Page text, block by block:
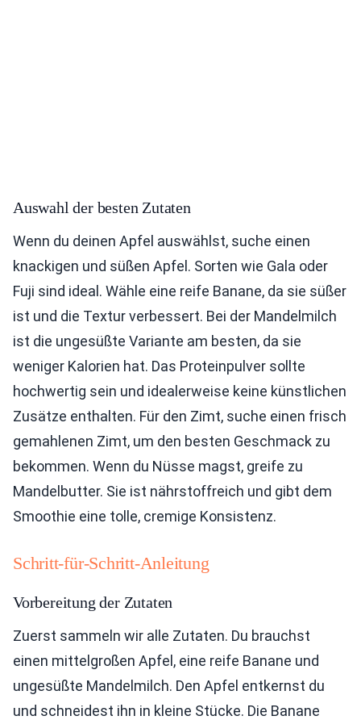
Auswahl der besten Zutaten
Wenn du deinen Apfel auswählst, suche einen
knackigen und süßen Apfel. Sorten wie Gala oder
Fuji sind ideal. Wähle eine reife Banane, da sie süßer
ist und die Textur verbessert. Bei der Mandelmilch
ist die ungesüßte Variante am besten, da sie
weniger Kalorien hat. Das Proteinpulver sollte
hochwertig sein und idealerweise keine künstlichen
Zusätze enthalten. Für den Zimt, suche einen frisch
gemahlenen Zimt, um den besten Geschmack zu
bekommen. Wenn du Nüsse magst, greife zu
Mandelbutter. Sie ist nährstoffreich und gibt dem
Smoothie eine tolle, cremige Konsistenz.
Schritt-für-Schritt-Anleitung
Vorbereitung der Zutaten
Zuerst sammeln wir alle Zutaten. Du brauchst
einen mittelgroßen Apfel, eine reife Banane und
ungesüßte Mandelmilch. Den Apfel entkernst du
und schneidest ihn in kleine Stücke. Die Banane